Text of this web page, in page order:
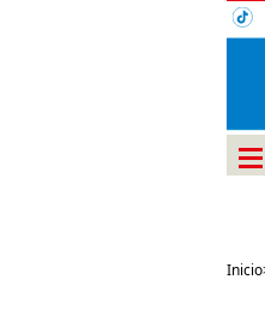
Inicio